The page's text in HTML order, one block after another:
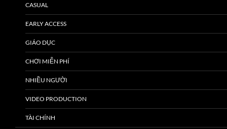
CASUAL
EARLY ACCESS
GIÁO DỤC
CHƠI MIỄN PHÍ
NHIỀU NGƯỜI
VIDEO PRODUCTION
TÀI CHÍNH